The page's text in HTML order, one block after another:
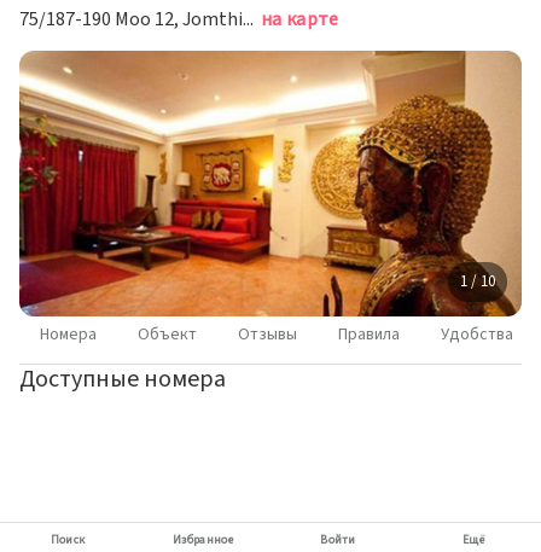
75/187-190 Moo 12, Jomthien Soi 4, Паттайя на карте
1 / 10
Номера Объект Отзывы Правила Удобства
Доступные номера
Поиск Избранное Войти Ещё